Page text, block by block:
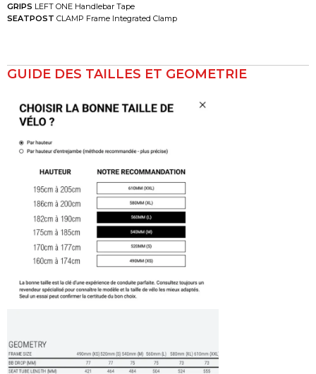
GRIPS LEFT ONE Handlebar Tape
SEATPOST CLAMP Frame Integrated Clamp
GUIDE DES TAILLES ET GEOMETRIE